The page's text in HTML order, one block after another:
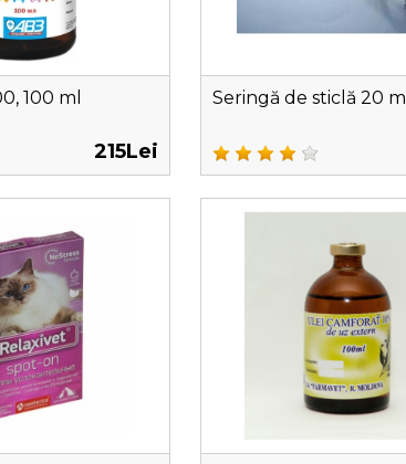
100 ml
215Lei
Seringă de sticlă 20 ml